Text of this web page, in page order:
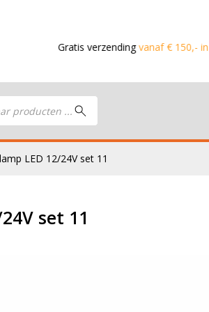
Gratis verzendingvanaf € 150,- in de Benelux
LED werklampen
LED 12/24V set 11
set 11